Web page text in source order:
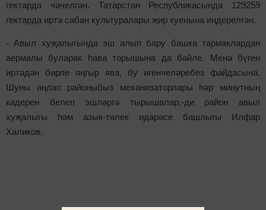
гектарда чәчелгән. Татарстан Республикасында 129259
гектарда иртә сабан культуралары җир куенына иңдерелгән.
- Авыл хуҗалыгында эш алып бару башка тармаклардан
аермалы буларак һава торышына да бәйле. Менә бүген
иртәдән бирле яңгыр ява, бу игенчеләребез файдасына.
Шуны аңлап районыбыз механизаторлары һәр минутның
кадерен белеп эшләргә тырышалар,-ди район авыл
хуҗалыгы һәм азык-төлек идарәсе башлыгы Илфар
Халиков.